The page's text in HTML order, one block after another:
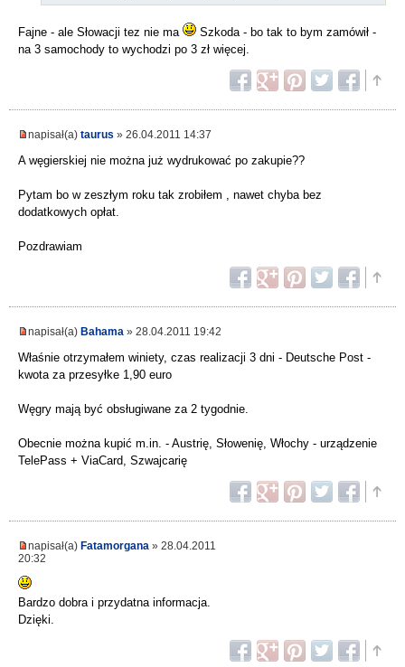
Fajne - ale Słowacji tez nie ma
Szkoda - bo tak to bym zamówił -
na 3 samochody to wychodzi po 3 zł więcej.
napisał(a) taurus » 26.04.2011 14:37
A węgierskiej nie można już wydrukować po zakupie??
Pytam bo w zeszłym roku tak zrobiłem , nawet chyba bez
dodatkowych opłat.
Pozdrawiam
napisał(a) Bahama » 28.04.2011 19:42
Właśnie otrzymałem winiety, czas realizacji 3 dni - Deutsche Post -
kwota za przesyłke 1,90 euro
Węgry mają być obsługiwane za 2 tygodnie.
Obecnie można kupić m.in. - Austrię, Słowenię, Włochy - urządzenie
TelePass + ViaCard, Szwajcarię
napisał(a) Fatamorgana » 28.04.2011
20:32
Bardzo dobra i przydatna informacja.
Dzięki.